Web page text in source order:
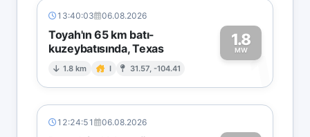
13:40:03 06.08.2026
Toyah'ın 65 km batı-
kuzeybatısında, Texas
1.8 km I 31.57, -104.41
1.8
MW1
12:24:51 06.08.2026